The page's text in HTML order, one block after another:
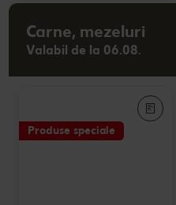
Carne, mezeluri
Valabil de la 06.08.
Produse speciale